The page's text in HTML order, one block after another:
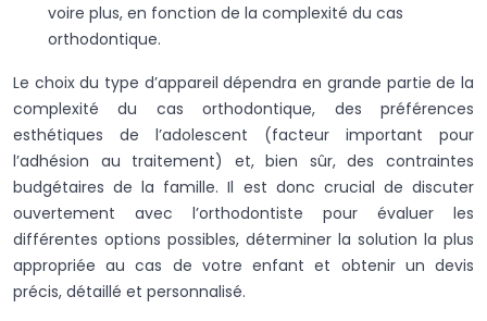
voire plus, en fonction de la complexité du cas
orthodontique.
Le choix du type d’appareil dépendra en grande partie de la
complexité du cas orthodontique, des préférences
esthétiques de l’adolescent (facteur important pour
l’adhésion au traitement) et, bien sûr, des contraintes
budgétaires de la famille. Il est donc crucial de discuter
ouvertement avec l’orthodontiste pour évaluer les
différentes options possibles, déterminer la solution la plus
appropriée au cas de votre enfant et obtenir un devis
précis, détaillé et personnalisé.